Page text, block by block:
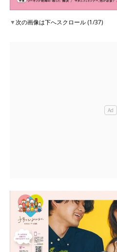
▼次の画像は下へスクロール (1/37)